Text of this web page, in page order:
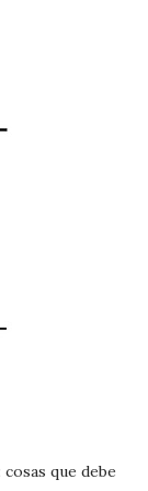
que debe